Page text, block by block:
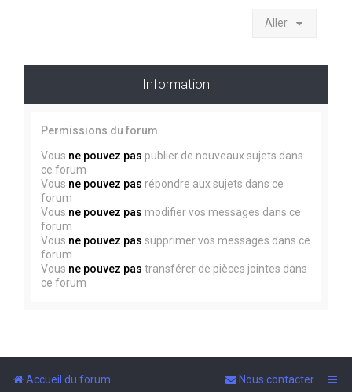
Aller
Information
Permissions du forum
Vous ne pouvez pas publier de nouveaux sujets dans
ce forum
Vous ne pouvez pas répondre aux sujets dans ce
forum
Vous ne pouvez pas modifier vos messages dans ce
forum
Vous ne pouvez pas supprimer vos messages dans ce
forum
Vous ne pouvez pas transférer de pièces jointes dans
ce forum
Accueil du forum Nous contacter